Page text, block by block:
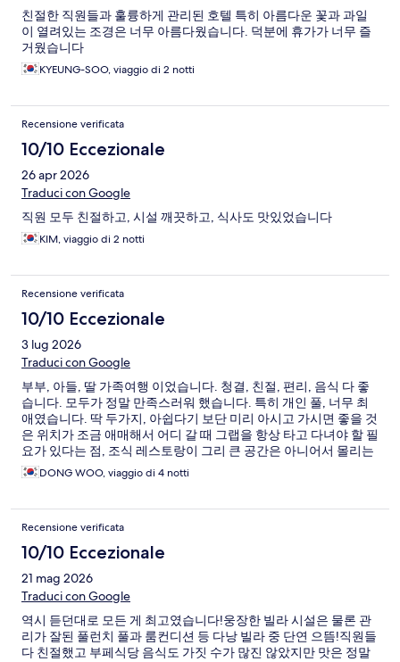
친절한 직원들과 훌륭하게 관리된 호텔 특히 아름다운 꽃과 과일
이 열려있는 조경은 너무 아름다웠습니다. 덕분에 휴가가 너무 즐
거웠습니다
KYEUNG-SOO, viaggio di 2 notti
Recensione verificata
10/10 Eccezionale
26 apr 2026
Traduci con Google
직원 모두 친절하고, 시설 깨끗하고, 식사도 맛있었습니다
KIM, viaggio di 2 notti
Recensione verificata
10/10 Eccezionale
3 lug 2026
Traduci con Google
부부, 아들, 딸 가족여행 이었습니다. 청결, 친절, 편리, 음식 다 좋
습니다. 모두가 정말 만족스러워 했습니다. 특히 개인 풀, 너무 최
애였습니다. 딱 두가지, 아쉽다기 보단 미리 아시고 가시면 좋을 것
은 위치가 조금 애매해서 어디 갈 때 그랩을 항상 타고 다녀야 할 필
요가 있다는 점, 조식 레스토랑이 그리 큰 공간은 아니어서 몰리는
시간에는 좀 붐빈다는 점은 미리 아시면 도움 되실 것 같아요 ^^
DONG WOO, viaggio di 4 notti
Recensione verificata
10/10 Eccezionale
21 mag 2026
Traduci con Google
역시 듣던대로 모든 게 최고였습니다!웅장한 빌라 시설은 물론 관
리가 잘된 풀런치 풀과 룸컨디션 등 다낭 빌라 중 단연 으뜸!직원들
다 친절했고 부페식당 음식도 가짓 수가 많진 않았지만 맛은 정말